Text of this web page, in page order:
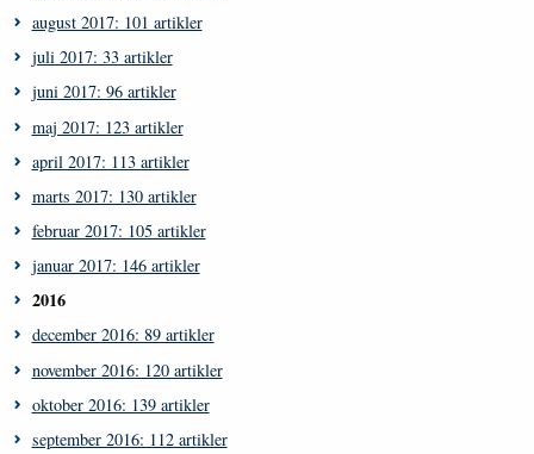
august 2017: 101 artikler
juli 2017: 33 artikler
juni 2017: 96 artikler
maj 2017: 123 artikler
april 2017: 113 artikler
marts 2017: 130 artikler
februar 2017: 105 artikler
januar 2017: 146 artikler
2016
december 2016: 89 artikler
november 2016: 120 artikler
oktober 2016: 139 artikler
september 2016: 112 artikler